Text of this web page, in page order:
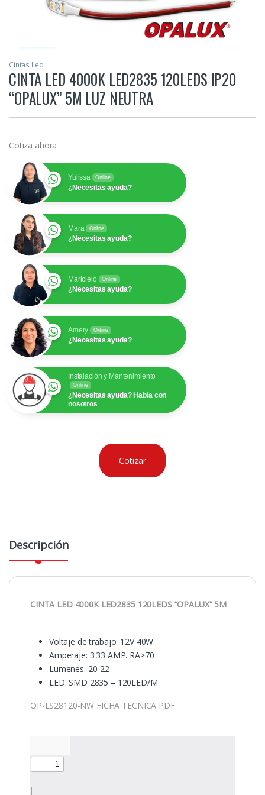
Cintas Led
CINTA LED 4000K LED2835 120LEDS IP20
“OPALUX” 5M LUZ NEUTRA
Cotiza ahora
Yulissa Online
¿Necesitas ayuda?
Mara Online
¿Necesitas ayuda?
Maricielo Online
¿Necesitas ayuda?
Amery Online
¿Necesitas ayuda?
Instalación y Mantenimiento
Online
¿Necesitas ayuda? Habla con
nosotros
Cotizar
Descripción
CINTA LED 4000K LED2835 120LEDS “OPALUX” 5M
Voltaje de trabajo: 12V 40W
Amperaje: 3.33 AMP. RA>70
Lumenes: 20-22
LED: SMD 2835 – 120LED/M
OP-LS28120-NW FICHA TECNICA PDF